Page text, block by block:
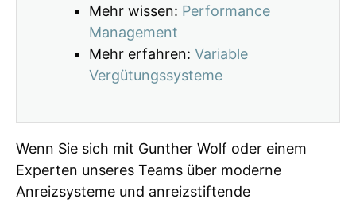
Mehr wissen: Performance
Management
Mehr erfahren: Variable
Vergütungssysteme
Wenn Sie sich mit Gunther Wolf oder einem
Experten unseres Teams über moderne
Anreizsysteme und anreizstiftende